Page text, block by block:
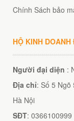
Chính Sách bảo
HỘ KINH
Người đại diện :
Địa chỉ: Số 5 Ngõ
Hà Nội
SĐT: 0366100999